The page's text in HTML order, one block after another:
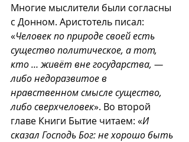
Многие мыслители были согласны
с Донном. Аристотель писал:
«Человек по природе своей есть
существо политическое, а тот,
кто … живёт вне государства, —
либо недоразвитое в
нравственном смысле существо,
либо сверхчеловек». Во второй
главе Книги Бытие читаем: «И
сказал Господь Бог: не хорошо быть